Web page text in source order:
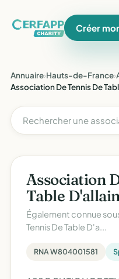
Créer
Annuaire›Hauts-de-France›
Association De Tennis De
Association
Table
Également connue
Tennis De Table D'a...
RNA W804001581